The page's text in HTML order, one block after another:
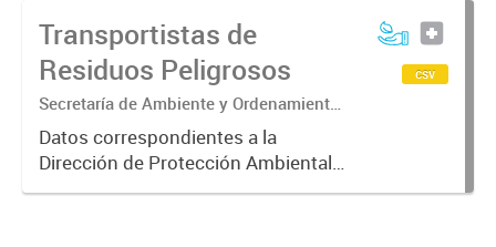
sustancia que tenga la capacidad
de causar efectos adversos...
Transportistas de
Residuos Peligrosos
Secretaría de Ambiente y Ordenamiento
Territorial. Dirección de Protección
Ambiental. Área de Residuos
Peligrosos.
Datos correspondientes a la
Dirección de Protección Ambiental
sobre los transportistas de
csv